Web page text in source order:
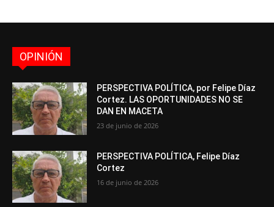
OPINIÓN
PERSPECTIVA POLÍTICA, por Felipe Díaz
Cortez. LAS OPORTUNIDADES NO SE
DAN EN MACETA
23 de junio de 2026
PERSPECTIVA POLÍTICA, Felipe Díaz
Cortez
16 de junio de 2026